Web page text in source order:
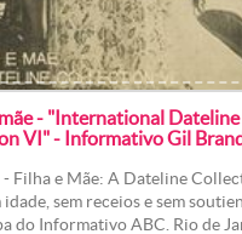
- "International Dateline
VI" - Informativo Gil
Filha e Mãe: A Dateline
idade, sem receios e sem
do Informativo ABC. Rio de